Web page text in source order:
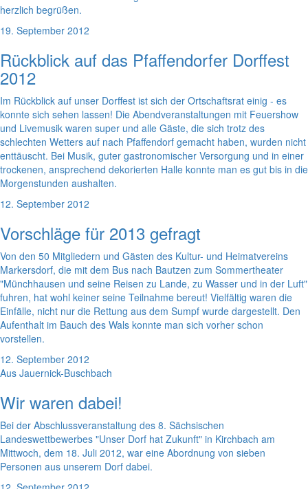
herzlich begrüßen.
19. September 2012
Rückblick auf das Pfaffendorfer Dorffest
2012
Im Rückblick auf unser Dorffest ist sich der Ortschaftsrat einig - es
konnte sich sehen lassen! Die Abendveranstaltungen mit Feuershow
und Livemusik waren super und alle Gäste, die sich trotz des
schlechten Wetters auf nach Pfaffendorf gemacht haben, wurden nicht
enttäuscht. Bei Musik, guter gastronomischer Versorgung und in einer
trockenen, ansprechend dekorierten Halle konnte man es gut bis in die
Morgenstunden aushalten.
12. September 2012
Vorschläge für 2013 gefragt
Von den 50 Mitgliedern und Gästen des Kultur- und Heimatvereins
Markersdorf, die mit dem Bus nach Bautzen zum Sommertheater
"Münchhausen und seine Reisen zu Lande, zu Wasser und in der Luft"
fuhren, hat wohl keiner seine Teilnahme bereut! Vielfältig waren die
Einfälle, nicht nur die Rettung aus dem Sumpf wurde dargestellt. Den
Aufenthalt im Bauch des Wals konnte man sich vorher schon
vorstellen.
12. September 2012
Aus Jauernick-Buschbach
Wir waren dabei!
Bei der Abschlussveranstaltung des 8. Sächsischen
Landeswettbewerbes "Unser Dorf hat Zukunft" in Kirchbach am
Mittwoch, dem 18. Juli 2012, war eine Abordnung von sieben
Personen aus unserem Dorf dabei.